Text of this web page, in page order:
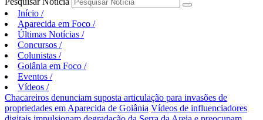
Início /
Aparecida em Foco /
Últimas Notícias /
Concursos /
Colunistas /
Goiânia em Foco /
Eventos /
Vídeos /
Chacareiros denunciam suposta articulação para invasões de
propriedades em Aparecida de Goiânia Vídeos de influenciadores